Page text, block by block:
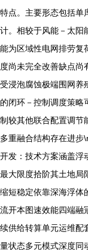
特点。主要形态包括单
计。相较于风能－太阳
能为区域性电网排劳复
度尚未完全改善缺点尚
受浸泡腐蚀极端围网养
的闭环－控制调度策略
制较其他联合配置调节
多重融合结构存在进步
开发：技术方案涵盖浮
最大限度拾阶其土地局
缩短稳定依靠深海浮体
流开本图速效能四端融
续供给转算单元运维配
量状态多元模式深度同